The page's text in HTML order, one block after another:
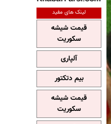
لینک های مفید
قیمت شیشه
سکوریت
آلپاری
بیم دتکتور
قیمت شیشه
سکوریت